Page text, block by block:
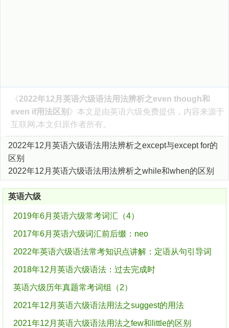
《2022年12月英语六级语法用法辨析之even though和
even if用法区别 》本文是由英语六级免费提供，内容来源于
互联网,本文归原作者所有。
2022年12月英语六级语法用法辨析之except与except for的
区别
2022年12月英语六级语法用法辨析之while和when的区别
英语六级
2019年6月英语六级常考词汇（4）
2017年6月英语六级词汇前后缀：neo
2022年英语六级语法常考知识点讲解：定语从句引导词
2018年12月英语六级语法：过去完成时
英语六级历年真题常考词组（2）
2021年12月英语六级语法用法之suggest的用法
2021年12月英语六级语法用法之few和little的区别